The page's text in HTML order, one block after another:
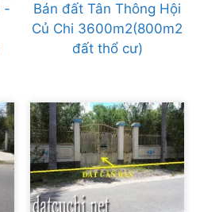
-
Bán đất Tân Thông Hội
Củ Chi 3600m2(800m2
đất thổ cư)